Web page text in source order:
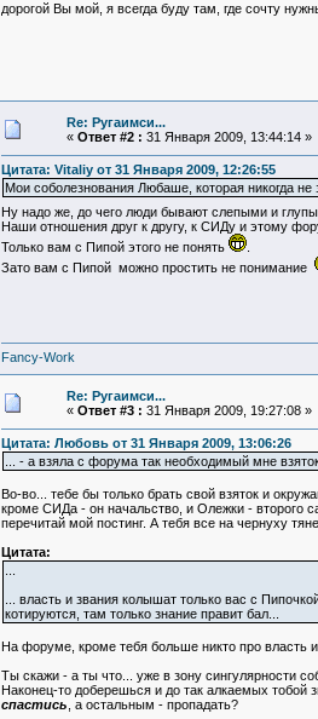
дорогой Вы мой, я всегда буду там, где сочту
Re: Ругаимси...
« Ответ #2 : 31 Января 2009, 13:44:14 »
Цитата: Vitaliy от 31 Января 2009, 12:26:55
Мои соболезнования Любаше, которая никогда не
Ну надо же, до чего люди бывают слепыми и
Наши отношения друг к другу, к СИДу и этому
Только вам с Пипой этого не понять
.
Зато вам с Пипой можно простить не понимание
Fancy-Work
Re: Ругаимси...
« Ответ #3 : 31 Января 2009, 19:27:08 »
Цитата: Любовь от 31 Января 2009, 13:06:26
... - а взяла с форума так необходимый мне
Во-во... тебе бы только брать свой взяток и
кроме СИДа - он начальство, и Олежки - второго
перечитай мой постинг. А тебя все на чернуху
Цитата:
... власть и звания колышат только вас с
котируются, там только знание правит бал...
На форуме, кроме тебя больше никто про власть
Ты скажи - а ты что... уже в зону сингулярности
Наконец-то доберешься и до так алкаемых тобой
спастись , а остальным - пропадать?